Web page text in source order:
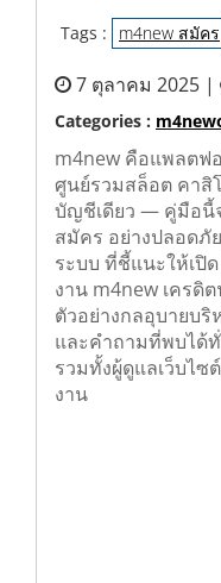
Tags : m4new สมัคร
7 ตุลาคม 2025 |
Categories :
m4new คือแพลตฟ
ศูนย์รวมสล็อต คาสิ
บัญชีเดียว — คู่มือนี้
สมัคร อย่างปลอดภั
ระบบ ที่ชี้แนะให้เปิ
งาน m4new เครดิ
ตัวอย่างกลอุบายบริ
และคำถามที่พบได้
รวมทั้งผู้ดูแลเว็บไซ
งาน